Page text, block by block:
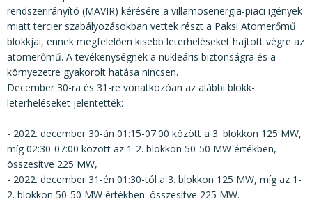
E-ÜGYINTÉZÉS
rendszerirányító (MAVIR) kérésére a villamosenergia-piaci igények
miatt tercier szabályozásokban vettek részt a Paksi Atomerőmű
blokkjai, ennek megfelelően kisebb leterheléseket hajtott végre az
atomerőmű. A tevékenységnek a nukleáris biztonságra és a
környezetre gyakorolt hatása nincsen.
December 30-ra és 31-re vonatkozóan az alábbi blokk-
leterheléseket jelentették:
- 2022. december 30-án 01:15-07:00 között a 3. blokkon 125 MW,
míg 02:30-07:00 között az 1-2. blokkon 50-50 MW értékben,
összesítve 225 MW,
- 2022. december 31-én 01:30-tól a 3. blokkon 125 MW, míg az 1-
2. blokkon 50-50 MW értékben. összesítve 225 MW.